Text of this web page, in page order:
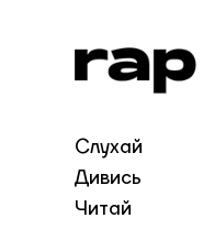
Слухай
Дивись
Читай